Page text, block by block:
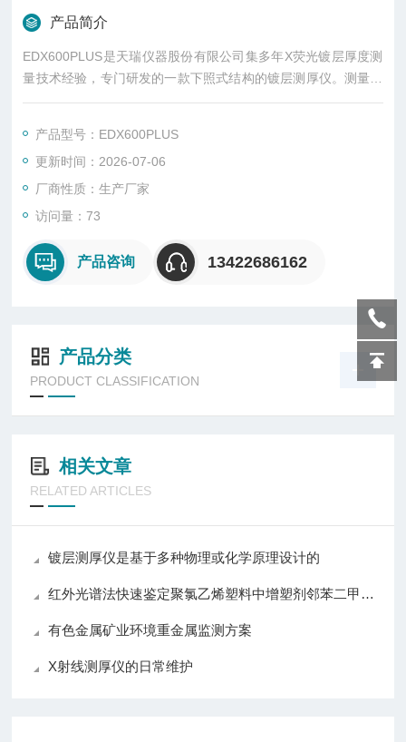
产品简介
EDX600PLUS是天瑞仪器股份有限公司集多年X荧光镀层厚度测
量技术经验，专门研发的一款下照式结构的镀层测厚仪。测量方
便快捷，无需液氮，无需样品前处理。对工业电镀、化镀、热镀
助企业准确核算成本及质量管控。可广泛应用于光伏行业、五金
卫浴、电子电器、航空航天、磁性材料、汽车行业、通讯行业等
领域。
产品型号：EDX600PLUS
更新时间：2026-07-06
厂商性质：生产厂家
访问量：73
产品咨询 13422686162
产品分类
PRODUCT CLASSIFICATION
相关文章
RELATED ARTICLES
镀层测厚仪是基于多种物理或化学原理设计的
红外光谱法快速鉴定聚氯乙烯塑料中增塑剂邻苯二甲酸酯
有色金属矿业环境重金属监测方案
X射线测厚仪的日常维护